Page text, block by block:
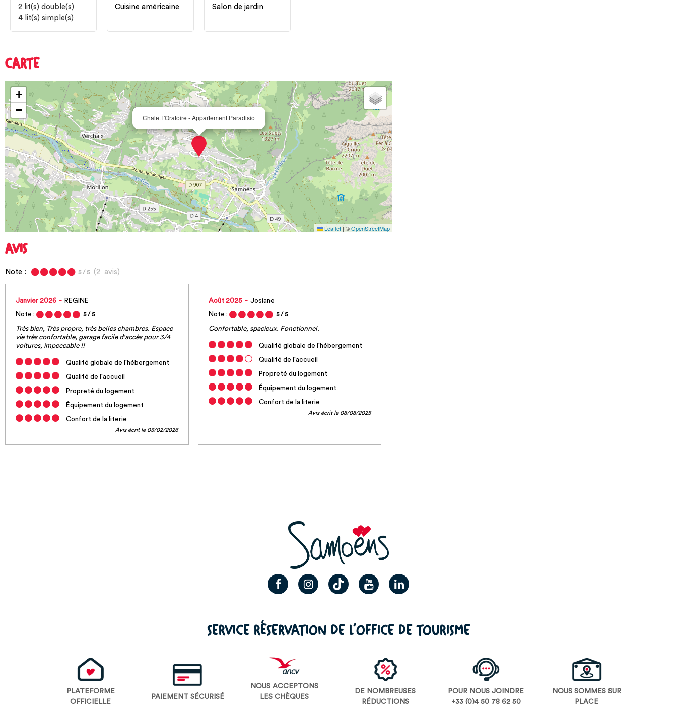
2 lit(s) double(s)
4 lit(s) simple(s)
Cuisine américaine
Salon de jardin
CARTE
Chalet l'Oratoire - Appartement Paradisio
+
−
Leaflet |©OpenStreetMap
AVIS
Note : 5 / 5( 2 avis)
Janvier 2026
REGINE
Note :
5 / 5
Très bien, Très propre, très belles chambres. Espace
vie très confortable, garage facile d'accès pour 3/4
voitures, impeccable !!
Qualité globale de l'hébergement
Qualité de l'accueil
Propreté du logement
Équipement du logement
Confort de la literie
Avis écrit le 03/02/2026
Août 2025
Josiane
Note :
5 / 5
Confortable, spacieux. Fonctionnel.
Qualité globale de l'hébergement
Qualité de l'accueil
Propreté du logement
Équipement du logement
Confort de la literie
Avis écrit le 08/08/2025
SERVICE RÉSERVATION DE L’OFFICE DE TOURISME
PLATEFORME
OFFICIELLE
PAIEMENT SÉCURISÉ
NOUS ACCEPTONS
LES CHÈQUES
DE NOMBREUSES
RÉDUCTIONS
POUR NOUS JOINDRE
+33 (0)4 50 78 62 50
NOUS SOMMES SUR
PLACE